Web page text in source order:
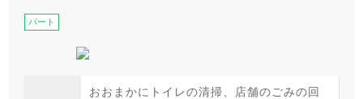
パート
おおまかにトイレの清掃、店舗のごみの回